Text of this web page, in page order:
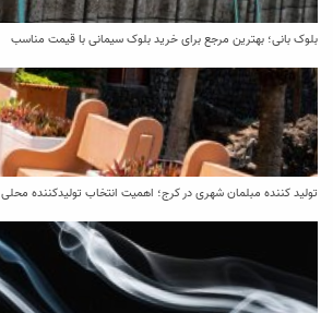
بلوک بانی؛ بهترین مرجع برای خرید بلوک سیمانی با قیمت مناسب
تولید کننده مبلمان شهری در کرج؛ اهمیت انتخاب تولیدکننده محلی